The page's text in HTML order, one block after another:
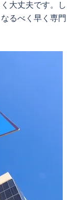
大丈夫です。し
るべく早く専門